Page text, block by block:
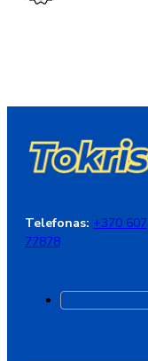
Telefonas: +370 607
77878